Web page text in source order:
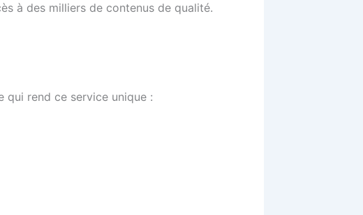
à des milliers de contenus de qualité.
qui rend ce service unique :